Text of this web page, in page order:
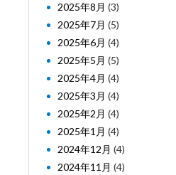
2025年8月 (3)
2025年7月 (5)
2025年6月 (4)
2025年5月 (5)
2025年4月 (4)
2025年3月 (4)
2025年2月 (4)
2025年1月 (4)
2024年12月 (4)
2024年11月 (4)